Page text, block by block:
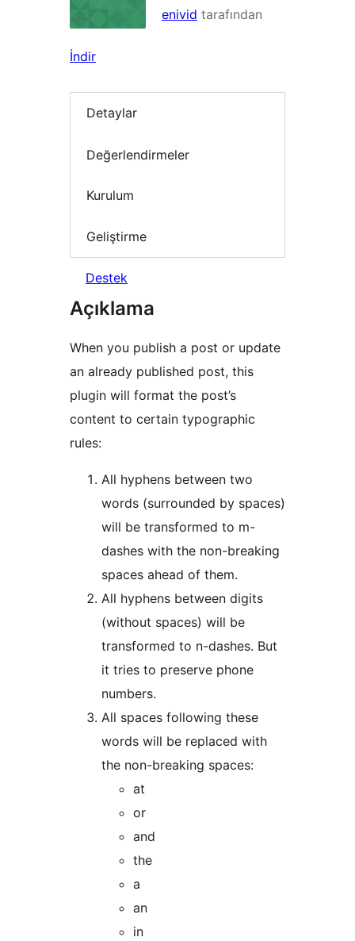
enivid tarafından
İndir
Detaylar
Değerlendirmeler
Kurulum
Geliştirme
Destek
Açıklama
When you publish a post or update
an already published post, this
plugin will format the post’s
content to certain typographic
rules:
All hyphens between two
words (surrounded by spaces)
will be transformed to m-
dashes with the non-breaking
spaces ahead of them.
All hyphens between digits
(without spaces) will be
transformed to n-dashes. But
it tries to preserve phone
numbers.
All spaces following these
words will be replaced with
the non-breaking spaces:
at
or
and
the
a
an
in